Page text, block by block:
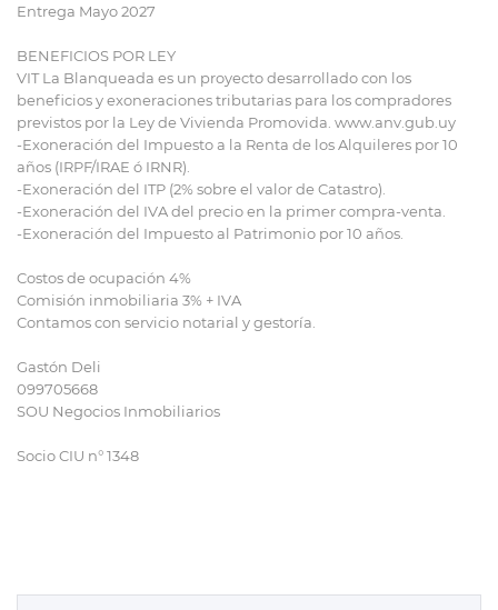
Entrega Mayo 2027
BENEFICIOS POR LEY
VIT La Blanqueada es un proyecto desarrollado con los
beneficios y exoneraciones tributarias para los compradores
previstos por la Ley de Vivienda Promovida. www.anv.gub.uy
-Exoneración del Impuesto a la Renta de los Alquileres por 10
años (IRPF/IRAE ó IRNR).
-Exoneración del ITP (2% sobre el valor de Catastro).
-Exoneración del IVA del precio en la primer compra-venta.
-Exoneración del Impuesto al Patrimonio por 10 años.
Costos de ocupación 4%
Comisión inmobiliaria 3% + IVA
Contamos con servicio notarial y gestoría.
Gastón Deli
099705668
SOU Negocios Inmobiliarios
Socio CIU n° 1348